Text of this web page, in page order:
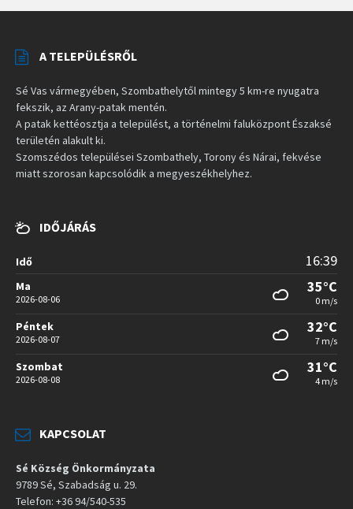
A TELEPÜLÉSRŐL
Sé Vas vármegyében, Szombathelytől mintegy 5 km-re nyugatra
fekszik, az Arany-patak mentén.
A patak kettéosztja a települést, a történelmi faluközpont Északsé
területén alakult ki.
Szomszédos települései Szombathely, Torony és Nárai, fekvése
miatt szorosan kapcsolódik a megyeszékhelyhez.
IDŐJÁRÁS
Idő 16:39
Ma
2026-08-06
35°C
0 m/s
Péntek
2026-08-07
32°C
7 m/s
Szombat
2026-08-08
31°C
4 m/s
KAPCSOLAT
Sé Község Önkormányzata
9789 Sé, Szabadság u. 29.
Telefon: +36 94/540-535